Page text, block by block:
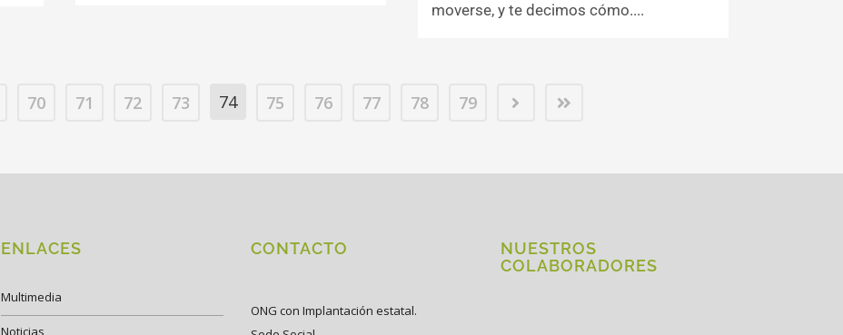
moverse, y te decimos cómo....
70 71 72 73 74 75 76 77 78 79
ENLACES
Multimedia
Noticias
CONTACTO
ONG con Implantación estatal.
NUESTROS
COLABORADORES